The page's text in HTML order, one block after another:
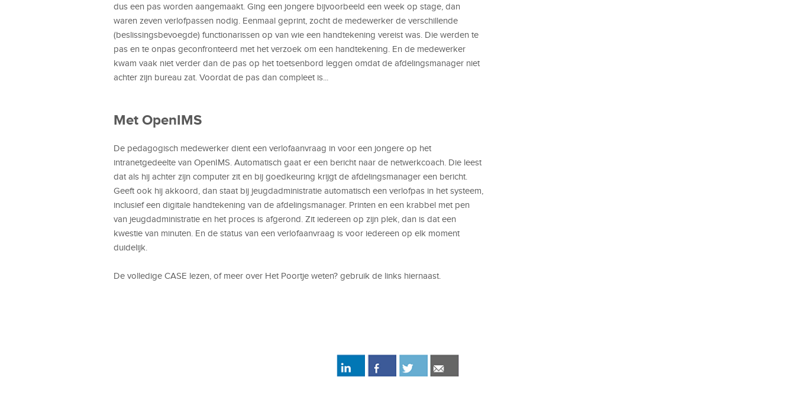
dus een pas worden aangemaakt. Ging een jongere bijvoorbeeld een week op stage, dan
waren zeven verlofpassen nodig. Eenmaal geprint, zocht de medewerker de verschillende
(beslissingsbevoegde) functionarissen op van wie een handtekening vereist was. Die werden te
pas en te onpas geconfronteerd met het verzoek om een handtekening. En de medewerker
kwam vaak niet verder dan de pas op het toetsenbord leggen omdat de afdelingsmanager niet
achter zijn bureau zat. Voordat de pas dan compleet is...
Met OpenIMS
De pedagogisch medewerker dient een verlofaanvraag in voor een jongere op het
intranetgedeelte van OpenIMS. Automatisch gaat er een bericht naar de netwerkcoach. Die leest
dat als hij achter zijn computer zit en bij goedkeuring krijgt de afdelingsmanager een bericht.
Geeft ook hij akkoord, dan staat bij jeugdadministratie automatisch een verlofpas in het systeem,
inclusief een digitale handtekening van de afdelingsmanager. Printen en een krabbel met pen
van jeugdadministratie en het proces is afgerond. Zit iedereen op zijn plek, dan is dat een
kwestie van minuten. En de status van een verlofaanvraag is voor iedereen op elk moment
duidelijk.
De volledige CASE lezen, of meer over Het Poortje weten? gebruik de links hiernaast.